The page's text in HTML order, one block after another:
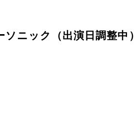
ニック（出演日調整中）